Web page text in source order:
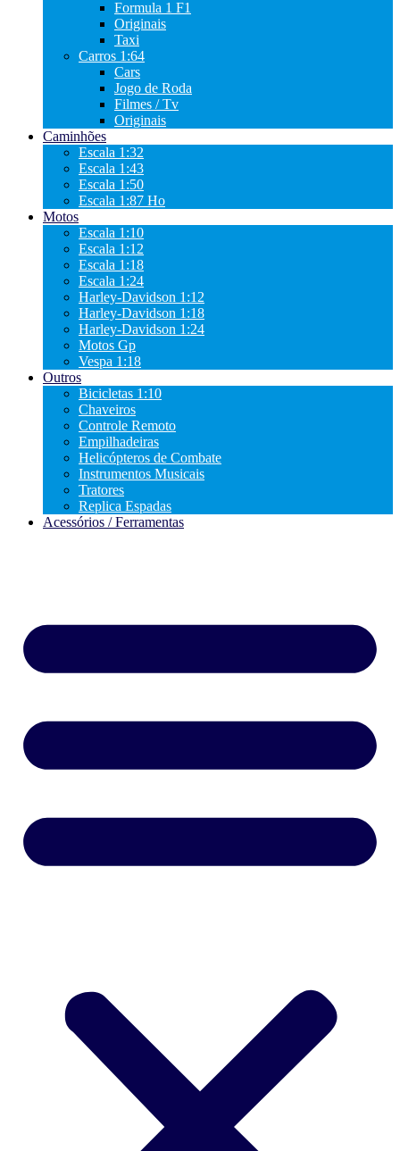
Formula 1 F1
Originais
Taxi
Carros 1:64
Cars
Jogo de Roda
Filmes / Tv
Originais
Caminhões
Escala 1:32
Escala 1:43
Escala 1:50
Escala 1:87 Ho
Motos
Escala 1:10
Escala 1:12
Escala 1:18
Escala 1:24
Harley-Davidson 1:12
Harley-Davidson 1:18
Harley-Davidson 1:24
Motos Gp
Vespa 1:18
Outros
Bicicletas 1:10
Chaveiros
Controle Remoto
Empilhadeiras
Helicópteros de Combate
Instrumentos Musicais
Tratores
Replica Espadas
Acessórios / Ferramentas